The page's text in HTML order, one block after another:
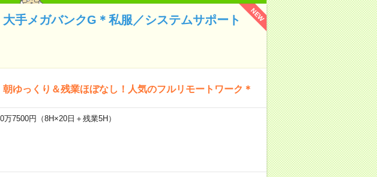
NEW
手メガバンクG＊私服／システムサポート
ゆっくり＆残業ほぼなし！人気のフルリモートワーク＊
7500円（8H×20日＋残業5H）